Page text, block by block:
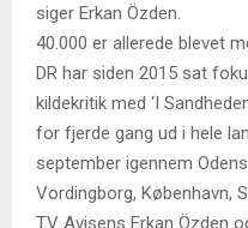
siger Erkan Özden.
40.000 er allerede blevet
DR har siden 2015 sat
kildekritik med ‘I
for fjerde gang ud i hele
september igennem
Vordingborg, København,
TV Avisens Erkan Özden